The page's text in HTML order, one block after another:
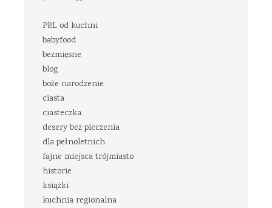
PRL od kuchni
babyfood
bezmięsne
blog
boże narodzenie
ciasta
ciasteczka
desery bez pieczenia
dla pełnoletnich
fajne miejsca trójmiasto
historie
książki
kuchnia regionalna